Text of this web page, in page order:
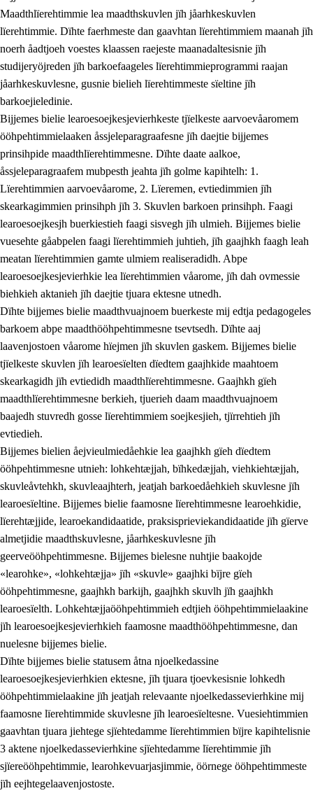
Maadthlïerehtimmie lea maadthskuvlen jïh jåarhkeskuvlen
lïerehtimmie. Dïhte faerhmeste dan gaavhtan lïerehtimmiem maanah jïh
noerh åadtjoeh voestes klaassen raejeste maanadaltesisnie jïh
studijeryöjreden jïh barkoefaageles lïerehtimmieprogrammi raajan
jåarhkeskuvlesne, gusnie bielieh lïerehtimmeste sïeltine jïh
barkoejieledinie.
Bijjemes bielie learoesoejkesjevierhkeste tjïelkeste aarvoevåaromem
ööhpehtimmielaaken åssjeleparagraafesne jïh daejtie bijjemes
prinsihpide maadthlïerehtimmesne. Dïhte daate aalkoe,
åssjeleparagraafem mubpesth jeahta jïh golme kapihtelh: 1.
Lïerehtimmien aarvoevåarome, 2. Lïeremen, evtiedimmien jïh
skearkagimmien prinsihph jïh 3. Skuvlen barkoen prinsihph. Faagi
learoesoejkesjh buerkiestieh faagi sisvegh jïh ulmieh. Bijjemes bielie
vuesehte gåabpelen faagi lïerehtimmieh juhtieh, jïh gaajhkh faagh leah
meatan lïerehtimmien gamte ulmiem realiseradidh. Abpe
learoesoejkesjevierhkie lea lïerehtimmien våarome, jïh dah ovmessie
biehkieh aktanieh jïh daejtie tjuara ektesne utnedh.
Dïhte bijjemes bielie maadthvuajnoem buerkeste mij edtja pedagogeles
barkoem abpe maadthööhpehtimmesne tsevtsedh. Dïhte aaj
laavenjostoen våarome hïejmen jïh skuvlen gaskem. Bijjemes bielie
tjïelkeste skuvlen jïh learoesïelten dïedtem gaajhkide maahtoem
skearkagidh jïh evtiedidh maadthlïerehtimmesne. Gaajhkh gïeh
maadthlïerehtimmesne berkieh, tjuerieh daam maadthvuajnoem
baajedh stuvredh gosse lïerehtimmiem soejkesjieh, tjïrrehtieh jïh
evtiedieh.
Bijjemes bielien åejvieulmiedåehkie lea gaajhkh gïeh dïedtem
ööhpehtimmesne utnieh: lohkehtæjjah, bïhkedæjjah, viehkiehtæjjah,
skuvleåvtehkh, skuvleaajhterh, jeatjah barkoedåehkieh skuvlesne jïh
learoesïeltine. Bijjemes bielie faamosne lïerehtimmesne learoehkidie,
lïerehtæjjide, learoekandidaatide, praksisprieviekandidaatide jïh gïerve
almetjidie maadthskuvlesne, jåarhkeskuvlesne jïh
geerveööhpehtimmesne. Bijjemes bielesne nuhtjie baakojde
«learohke», «lohkehtæjja» jïh «skuvle» gaajhki bïjre gïeh
ööhpehtimmesne, gaajhkh barkijh, gaajhkh skuvlh jïh gaajhkh
learoesïelth. Lohkehtæjjaööhpehtimmieh edtjieh ööhpehtimmielaakine
jïh learoesoejkesjevierhkieh faamosne maadthööhpehtimmesne, dan
nuelesne bijjemes bielie.
Dïhte bijjemes bielie statusem åtna njoelkedassine
learoesoejkesjevierhkien ektesne, jïh tjuara tjoevkesisnie lohkedh
ööhpehtimmielaakine jïh jeatjah relevaante njoelkedassevierhkine mij
faamosne lïerehtimmide skuvlesne jïh learoesïeltesne. Vuesiehtimmien
gaavhtan tjuara jiehtege sjïehtedamme lïerehtimmien bïjre kapihtelisnie
3 aktene njoelkedassevierhkine sjïehtedamme lïerehtimmie jïh
sjïereööhpehtimmie, learohkevuarjasjimmie, öörnege ööhpehtimmeste
jïh eejhtegelaavenjostoste.